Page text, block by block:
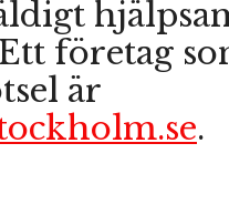
företag
är
.